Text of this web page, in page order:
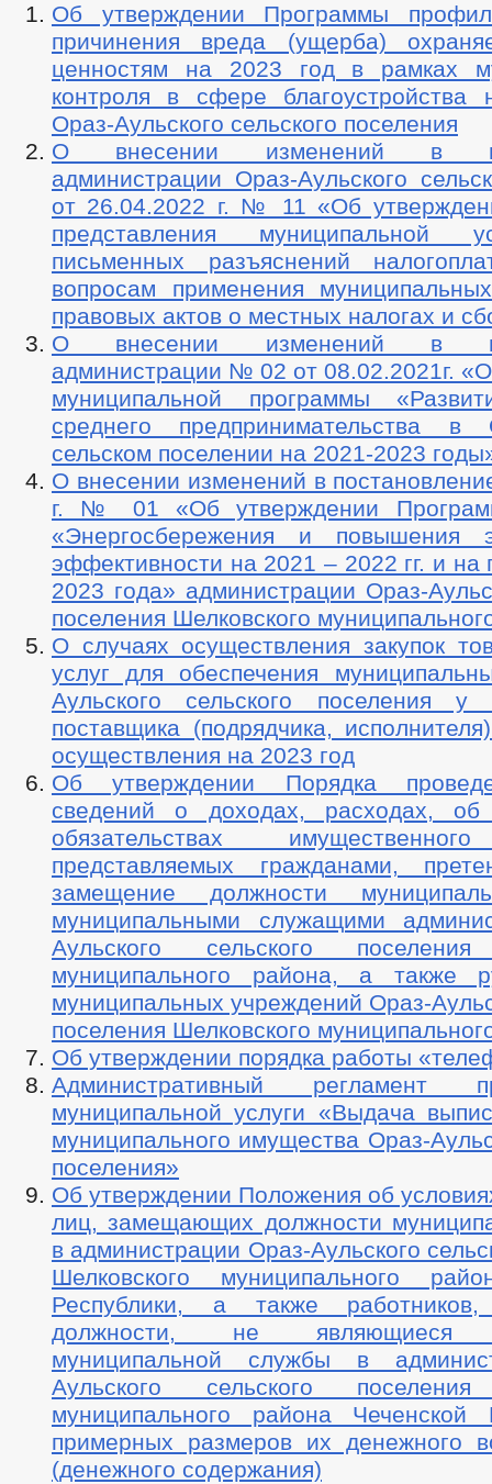
Об утверждении Программы
причинения вреда (ущерба)
ценностям на 2023 год в рамках
контроля в сфере благоустройства
Ораз-Аульского сельского поселения
О внесении изменений в
администрации Ораз-Аульского
от 26.04.2022 г. № 11 «Об
представления муниципальной
письменных разъяснений
вопросам применения
правовых актов о местных налогах и
О внесении изменений в
администрации № 02 от 08.02.2021г.
муниципальной программы
среднего предпринимательства в
сельском поселении на 2021-2023
О внесении изменений в
г. № 01 «Об утверждении
«Энергосбережения и повышения
эффективности на 2021 – 2022 гг. и на
2023 года» администрации Ораз-
поселения Шелковского
О случаях осуществления закупок
услуг для обеспечения
Аульского сельского поселения у
поставщика (подрядчика,
осуществления на 2023 год
Об утверждении Порядка
сведений о доходах, расходах,
обязательствах
представляемых гражданами,
замещение должности
муниципальными служащими
Аульского сельского поселения
муниципального района, а также
муниципальных учреждений Ораз-
поселения Шелковского
Об утверждении порядка работы
Административный регламент
муниципальной услуги «Выдача
муниципального имущества Ораз-
поселения»
Об утверждении Положения об
лиц, замещающих должности
в администрации Ораз-Аульского
Шелковского муниципального
Республики, а также
должности, не являющиеся
муниципальной службы в
Аульского сельского поселения
муниципального района Чеченской
примерных размеров их денежного
(денежного содержания)